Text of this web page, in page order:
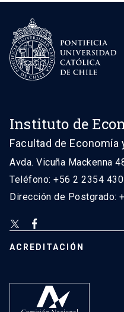
Instituto de
Facultad de Economía
Avda. Vicuña Mackenna
Teléfono: +56 2 2354
Dirección de Postgrado:
ACREDITACIÓN